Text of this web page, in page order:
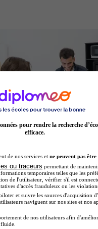
pour rendre la recherche
efficace.
de nos services et ne peuvent pas être
ou traceurs permettant de
temporaires telles que les
de l'utilisateur, vérifier s'il est
d'accès frauduleux ou les
et suivre les sources d'acquisition
naviguent sur nos sites et nos
de nos utilisateurs afin